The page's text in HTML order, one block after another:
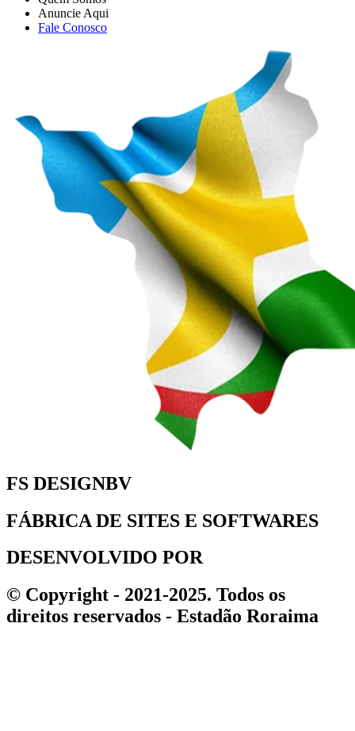
Anuncie Aqui
Fale Conosco
FS DESIGNBV
FÁBRICA DE SITES E SOFTWARES
DESENVOLVIDO POR
© Copyright - 2021-2025. Todos os
direitos reservados - Estadão Roraima